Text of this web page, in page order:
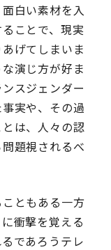
白い素材を入
ことで、現実
げてしまいま
演じ方が好ま
スジェンダー
実や、その過
は、人々の認
題視されるべ
ともある一方
衝撃を覚える
であろうテレ